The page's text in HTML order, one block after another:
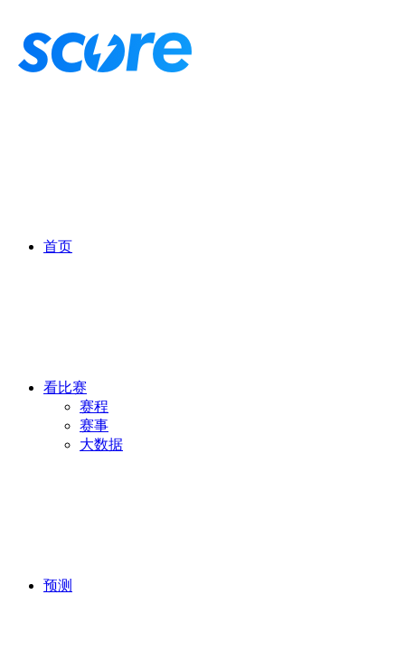
首页
看比赛
赛程
赛事
大数据
预测